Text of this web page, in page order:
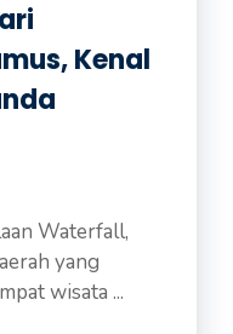
Kenal
Waterfall,
yang
wisata ...